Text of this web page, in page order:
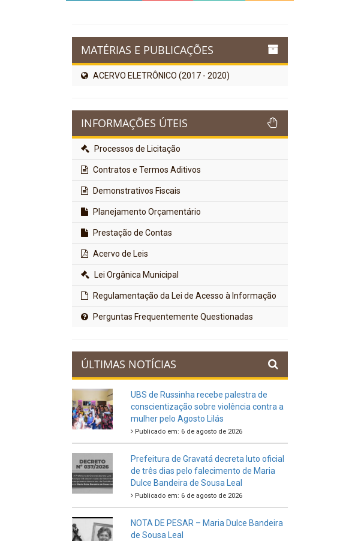
MATÉRIAS E PUBLICAÇÕES
ACERVO ELETRÔNICO (2017 - 2020)
INFORMAÇÕES ÚTEIS
Processos de Licitação
Contratos e Termos Aditivos
Demonstrativos Fiscais
Planejamento Orçamentário
Prestação de Contas
Acervo de Leis
Lei Orgânica Municipal
Regulamentação da Lei de Acesso à Informação
Perguntas Frequentemente Questionadas
ÚLTIMAS NOTÍCIAS
UBS de Russinha recebe palestra de
conscientização sobre violência contra a
mulher pelo Agosto Lilás
Publicado em: 6 de agosto de 2026
Prefeitura de Gravatá decreta luto oficial
de três dias pelo falecimento de Maria
Dulce Bandeira de Sousa Leal
Publicado em: 6 de agosto de 2026
NOTA DE PESAR – Maria Dulce Bandeira
de Sousa Leal